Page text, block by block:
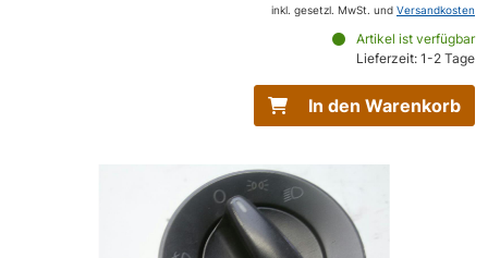
inkl. gesetzl. MwSt. und Versandkosten
Artikel ist verfügbar
Lieferzeit: 1-2 Tage
In den Warenkorb